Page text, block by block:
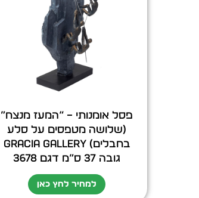
פסל אומנותי – “המעז מנצח”
(שלושה מטפסים על סלע
בחבלים) GRACIA GALLERY
גובה 37 ס”מ דגם 3678
למחיר לחץ כאן